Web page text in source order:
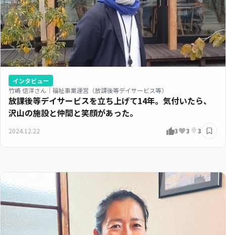
インタビュー
竹嶋 信洋さん｜福祉事業運営（放課後等デイサービス等）
放課後等デイサービスを立ち上げて14年。気付いたら、
沢山の施設と仲間と笑顔があった。
2024.12.22 3 3 3